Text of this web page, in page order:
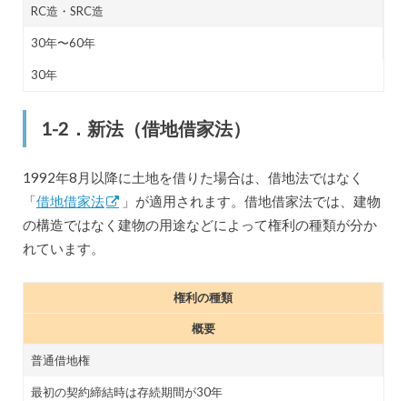
RC造・SRC造
30年〜60年
30年
1-2．新法（借地借家法）
1992年8月以降に土地を借りた場合は、借地法ではなく
「借地借家法
」が適用されます。借地借家法では、建物
の構造ではなく建物の用途などによって権利の種類が分か
れています。
権利の種類
概要
普通借地権
最初の契約締結時は存続期間が30年